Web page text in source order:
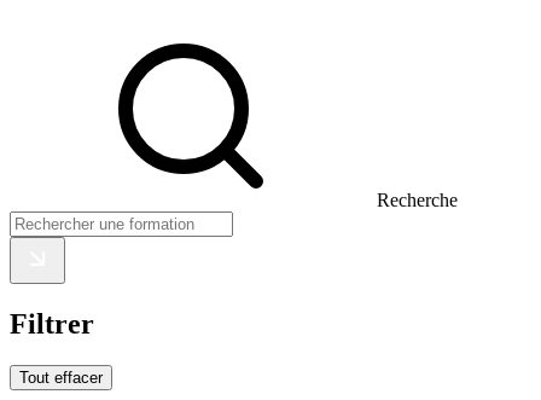
Recherche
Filtrer
Tout effacer